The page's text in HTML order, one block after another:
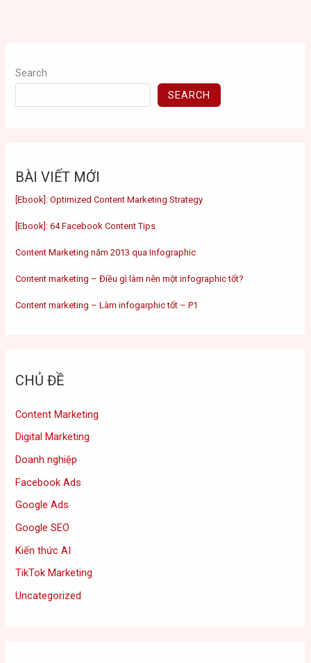
Search
SEARCH
BÀI VIẾT MỚI
[Ebook]: Optimized Content Marketing Strategy
[Ebook]: 64 Facebook Content Tips
Content Marketing năm 2013 qua Infographic
Content marketing – Điều gì làm nên một infographic tốt?
Content marketing – Làm infogarphic tốt – P1
CHỦ ĐỀ
Content Marketing
Digital Marketing
Doanh nghiệp
Facebook Ads
Google Ads
Google SEO
Kiến thức AI
TikTok Marketing
Uncategorized